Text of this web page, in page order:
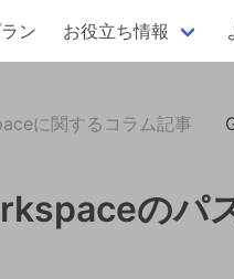
ン お役立ち情報
に関するコラム記事
のパ